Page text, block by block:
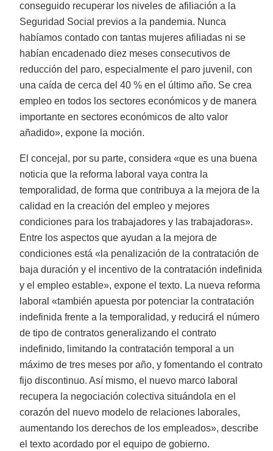
conseguido recuperar los niveles de afiliación a la
Seguridad Social previos a la pandemia. Nunca
habíamos contado con tantas mujeres afiliadas ni se
habían encadenado diez meses consecutivos de
reducción del paro, especialmente el paro juvenil, con
una caída de cerca del 40 % en el último año. Se crea
empleo en todos los sectores económicos y de manera
importante en sectores económicos de alto valor
añadido», expone la moción.
El concejal, por su parte, considera «que es una buena
noticia que la reforma laboral vaya contra la
temporalidad, de forma que contribuya a la mejora de la
calidad en la creación del empleo y mejores
condiciones para los trabajadores y las trabajadoras».
Entre los aspectos que ayudan a la mejora de
condiciones está «la penalización de la contratación de
baja duración y el incentivo de la contratación indefinida
y el empleo estable», expone el texto. La nueva reforma
laboral «también apuesta por potenciar la contratación
indefinida frente a la temporalidad, y reducirá el número
de tipo de contratos generalizando el contrato
indefinido, limitando la contratación temporal a un
máximo de tres meses por año, y fomentando el contrato
fijo discontinuo. Así mismo, el nuevo marco laboral
recupera la negociación colectiva situándola en el
corazón del nuevo modelo de relaciones laborales,
aumentando los derechos de los empleados», describe
el texto acordado por el equipo de gobierno.